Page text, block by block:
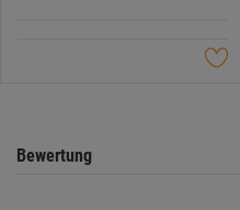
Bewertung